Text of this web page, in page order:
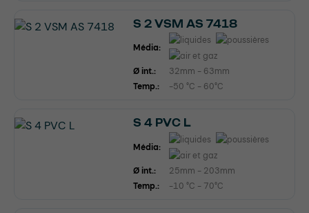
S 2 VSM AS 7418
Média:
Ø int.:
32mm - 63mm
Temp.:
-50 °C - 60°C
S 4 PVC L
Média:
Ø int.:
25mm - 203mm
Temp.:
-10 °C - 70°C